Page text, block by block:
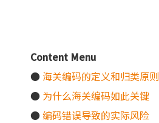
["wechat"]
Content Menu
● 海关编码的定义和归类原则
● 为什么海关编码如此关键
●编码错误导致的实际风险